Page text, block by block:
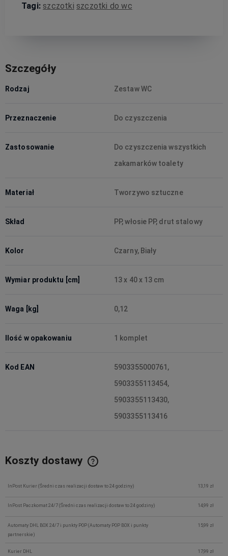
Tagi: szczotki szczotki do wc
Szczegóły
Rodzaj Zestaw WC
Przeznaczenie Do czyszczenia
Zastosowanie
Do czyszczenia wszystkich
zakamarków toalety
Materiał Tworzywo sztuczne
Skład PP, włosie PP, drut stalowy
Kolor Czarny, Biały
Wymiar produktu [cm] 13 x 40 x 13 cm
Waga [kg] 0,12
Ilość w opakowaniu 1 komplet
Kod EAN
5903355000761,
5903355113454,
5903355113430,
5903355113416
Koszty dostawy
InPost Kurier (Średni czas realizacji dostaw to 24 godziny) 13,19 zł
InPost Paczkomat 24/7(Średni czas realizacji dostaw to 24 godziny) 14,99 zł
Automaty DHL BOX 24/7 i punkty POP(Automaty POP BOX i punkty
partnerskie)
15,99 zł
Kurier DHL 17,99 zł